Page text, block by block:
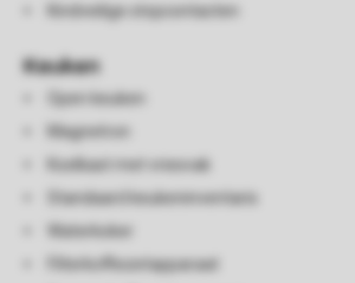
Kindveilige stopcontacten
Keuken
Open keuken
Magnetron
Koelkast met vriesvak
Standaard keukeninventaris
Waterkoker
Filterkoffiezetapparaat